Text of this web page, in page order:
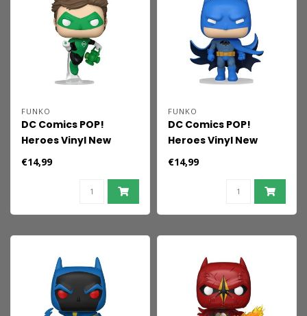
FUNKO
DC Comics POP!
Heroes Vinyl New
Classics - Green
€14,99
FUNKO
DC Comics POP!
Heroes Vinyl New
Classics - Batman 9
€14,99